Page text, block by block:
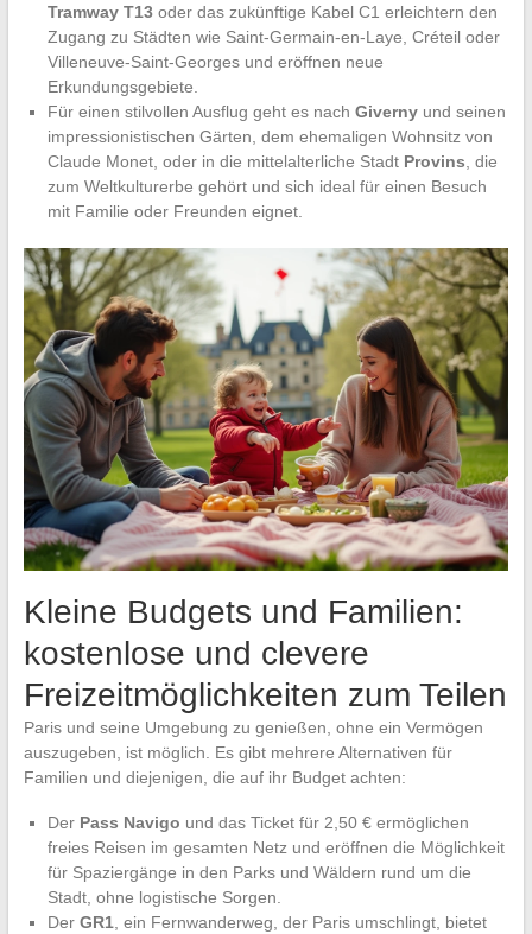
Tramway T13oder das zukünftige Kabel C1 erleichtern den
Zugang zu Städten wie Saint-Germain-en-Laye, Créteil oder
Villeneuve-Saint-Georges und eröffnen neue
Erkundungsgebiete.
Für einen stilvollen Ausflug geht es nach Givernyund seinen
impressionistischen Gärten, dem ehemaligen Wohnsitz von
Claude Monet, oder in die mittelalterliche Stadt Provins , die
zum Weltkulturerbe gehört und sich ideal für einen Besuch
mit Familie oder Freunden eignet.
Kleine Budgets und Familien:
kostenlose und clevere
Freizeitmöglichkeiten zum Teilen
Paris und seine Umgebung zu genießen, ohne ein Vermögen
auszugeben, ist möglich. Es gibt mehrere Alternativen für
Familien und diejenigen, die auf ihr Budget achten:
Der Pass Navigo und das Ticket für 2,50 € ermöglichen
freies Reisen im gesamten Netz und eröffnen die Möglichkeit
für Spaziergänge in den Parks und Wäldern rund um die
Stadt, ohne logistische Sorgen.
Der GR1 , ein Fernwanderweg, der Paris umschlingt, bietet